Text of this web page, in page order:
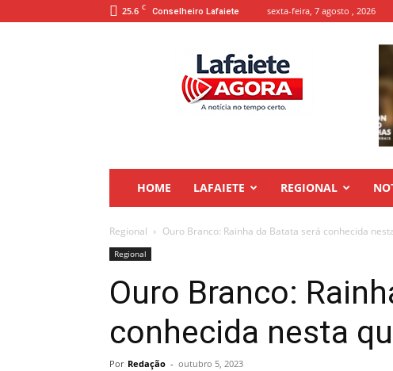
25.6 C Conselheiro Lafaiete sexta-feira, 7 agosto , 2026
HOME LAFAIETE REGIONAL
Regional Ouro Branco: Rainha da Batata será conhecida
Regional
Ouro Branco:
conhecida nesta
Por Redação - outubro 5, 2023